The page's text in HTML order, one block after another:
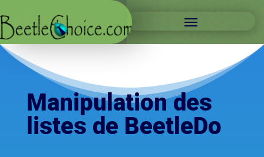
Manipulation des
listes de BeetleDo